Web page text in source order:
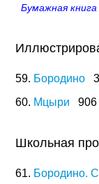
Бумажная книга
59. Бородино
60. Мцыри 906
Школьная
61. Бородино.